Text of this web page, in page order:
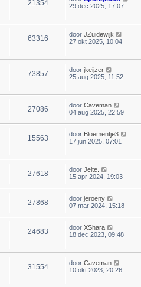
21354
29 dec 2025, 17:07
63316 door JZuidewijk
27 okt 2025, 10:04
73857 door jkeijzer
25 aug 2025, 11:52
27086 door Caveman
04 aug 2025, 22:59
15563 door Bloementje3
17 jun 2025, 07:01
27618 door Jelte.
15 apr 2024, 19:03
27868 door jeroeny
07 mar 2024, 15:18
24683 door XShara
18 dec 2023, 09:48
31554 door Caveman
10 okt 2023, 20:26